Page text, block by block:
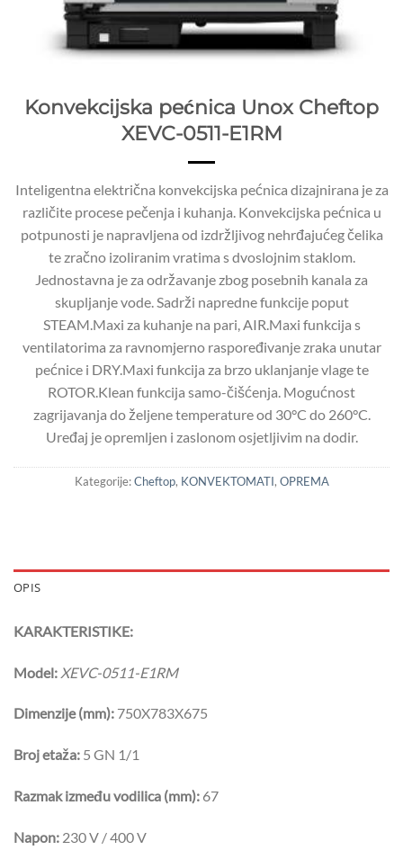
Konvekcijska pećnica Unox Cheftop
XEVC-0511-E1RM
Inteligentna električna konvekcijska pećnica dizajnirana je za
različite procese pečenja i kuhanja. Konvekcijska pećnica u
potpunosti je napravljena od izdržljivog nehrđajućeg čelika
te zračno izoliranim vratima s dvoslojnim staklom.
Jednostavna je za održavanje zbog posebnih kanala za
skupljanje vode. Sadrži napredne funkcije poput
STEAM.Maxi za kuhanje na pari, AIR.Maxi funkcija s
ventilatorima za ravnomjerno raspoređivanje zraka unutar
pećnice i DRY.Maxi funkcija za brzo uklanjanje vlage te
ROTOR.Klean funkcija samo-čišćenja. Mogućnost
zagrijavanja do željene temperature od 30°C do 260°C.
Uređaj je opremljen i zaslonom osjetljivim na dodir.
Kategorije:Cheftop, KONVEKTOMATI, OPREMA
OPIS
KARAKTERISTIKE:
Model: XEVC-0511-E1RM
Dimenzije (mm): 750X783X675
Broj etaža: 5 GN 1/1
Razmak između vodilica (mm): 67
Napon: 230 V / 400 V